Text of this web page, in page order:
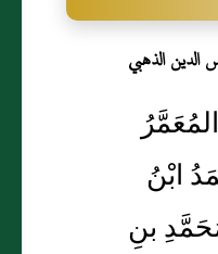
الدين الذهبي
ابْنُ
بنِ